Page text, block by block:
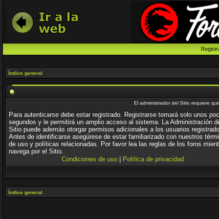
Índice general
El administrador del Sitio requiere
Para autenticarse debe estar registrado. Registrarse tomará solo unos
segundos y le permitirá un amplio acceso al sistema. La Administración
Sitio puede además otorgar permisos adicionales a los usuarios
Antes de identificarse asegúrese de estar familiarizado con nuestros
de uso y políticas relacionadas. Por favor lea las reglas de los foros
navega por el Sitio.
Condiciones de uso
Política de privacidad
Índice general